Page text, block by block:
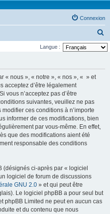
Connexion
e
Langue :
« nous », « notre », « nos », « » et
acceptez d’être légalement
vous n’acceptez pas d’être
suivantes, veuillez ne pas
ces conditions à n’importe
informer de ces modifications, bien
par vous-même. En effet,
que des modifications aient été
responsable des conditions
(désignés ci-après par « logiciel
logiciel de forum de discussions
GNU 2.0 » et qui peut être
Le logiciel phpBB a pour seul but
phpBB Limited ne peut en aucun cas
et du contenu que nous